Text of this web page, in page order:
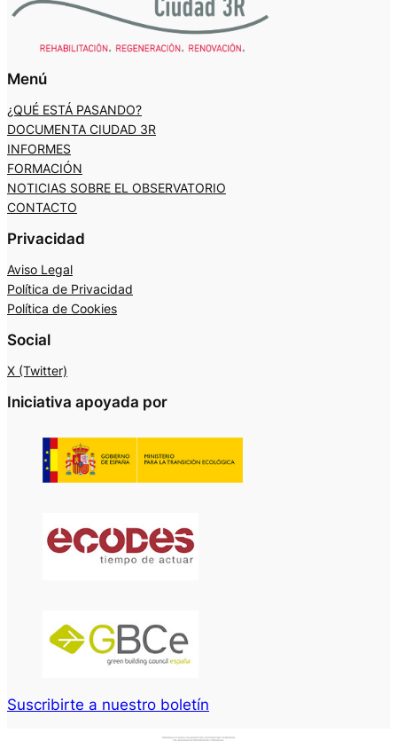
Menú
¿QUÉ ESTÁ PASANDO?
DOCUMENTA CIUDAD 3R
INFORMES
FORMACIÓN
NOTICIAS SOBRE EL OBSERVATORIO
CONTACTO
Privacidad
Aviso Legal
Política de Privacidad
Política de Cookies
Social
X (Twitter)
Iniciativa apoyada por
Suscribirte a nuestro boletín